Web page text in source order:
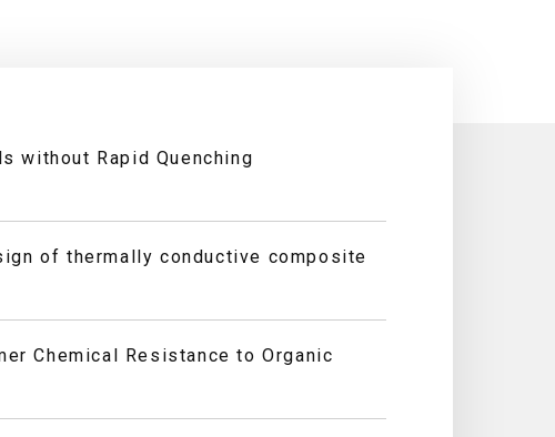
without Rapid Quenching
of thermally conductive composite
Chemical Resistance to Organic